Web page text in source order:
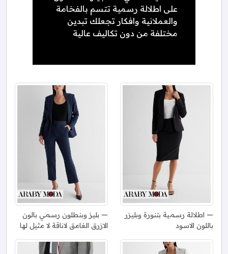
على اطلالة رسمية تتسم بالفخامة
والعملانية وافكار تجعلك تبدين
مختلفة من دون تكاليف عالية
اطلالة رسمية بتنورة وبليزر
باللون الاسود
بليز وبنطلون رسمي بالون
الازرق الغامق لاناقة لا مثيل لها